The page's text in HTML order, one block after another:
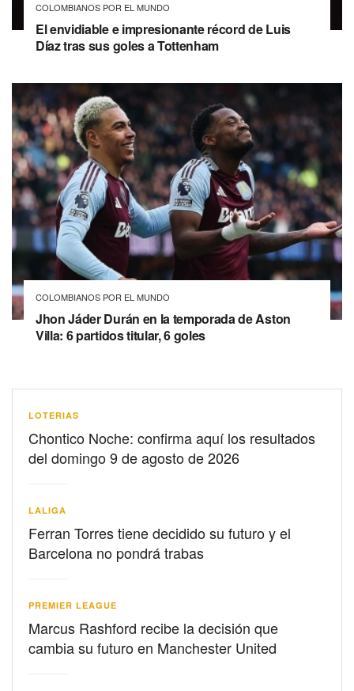
COLOMBIANOS POR EL MUNDO
El envidiable e impresionante récord de Luis
Díaz tras sus goles a Tottenham
COLOMBIANOS POR EL MUNDO
Jhon Jáder Durán en la temporada de Aston
Villa: 6 partidos titular, 6 goles
LOTERIAS
Chontico Noche: confirma aquí los resultados
del domingo 9 de agosto de 2026
LALIGA
Ferran Torres tiene decidido su futuro y el
Barcelona no pondrá trabas
PREMIER LEAGUE
Marcus Rashford recibe la decisión que
cambia su futuro en Manchester United